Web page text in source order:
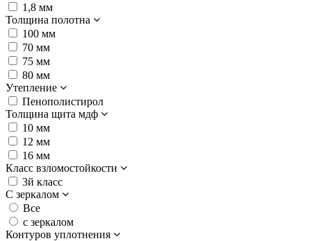
1,8 мм
Толщина полотна
100 мм
70 мм
75 мм
80 мм
Утепление
Пенополистирол
Толщина щита мдф
10 мм
12 мм
16 мм
Класс взломостойкости
3й класс
С зеркалом
Все
с зеркалом
Контуров уплотнения